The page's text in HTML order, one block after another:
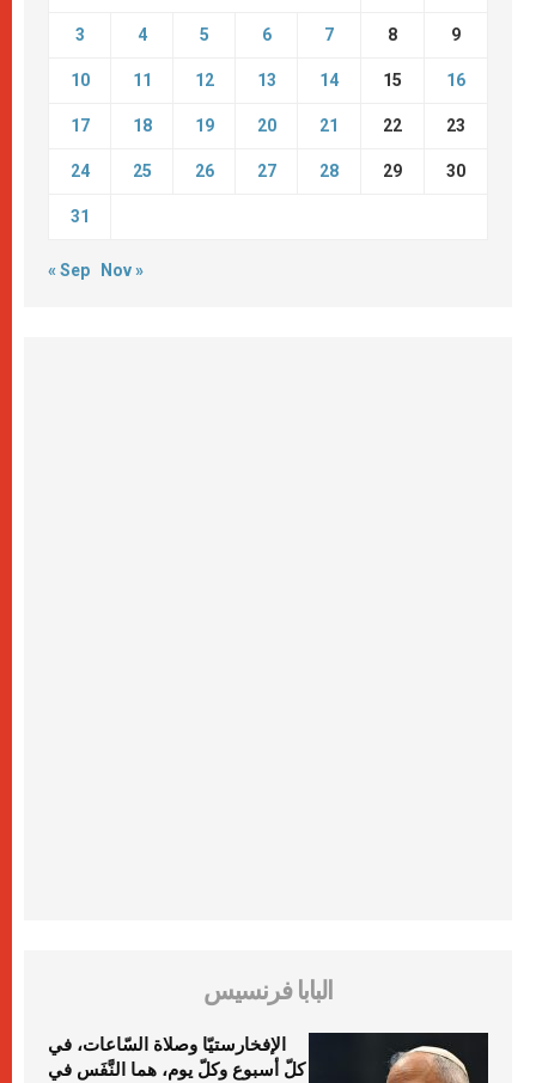
3 4 5 6 7 8 9
10 11 12 13 14 15 16
17 18 19 20 21 22 23
24 25 26 27 28 29 30
31
« Sep Nov »
البابا فرنسيس
الإفخارستيّا وصلاة السّاعات، في
كلّ أسبوع وكلّ يوم، هما النَّفَس في